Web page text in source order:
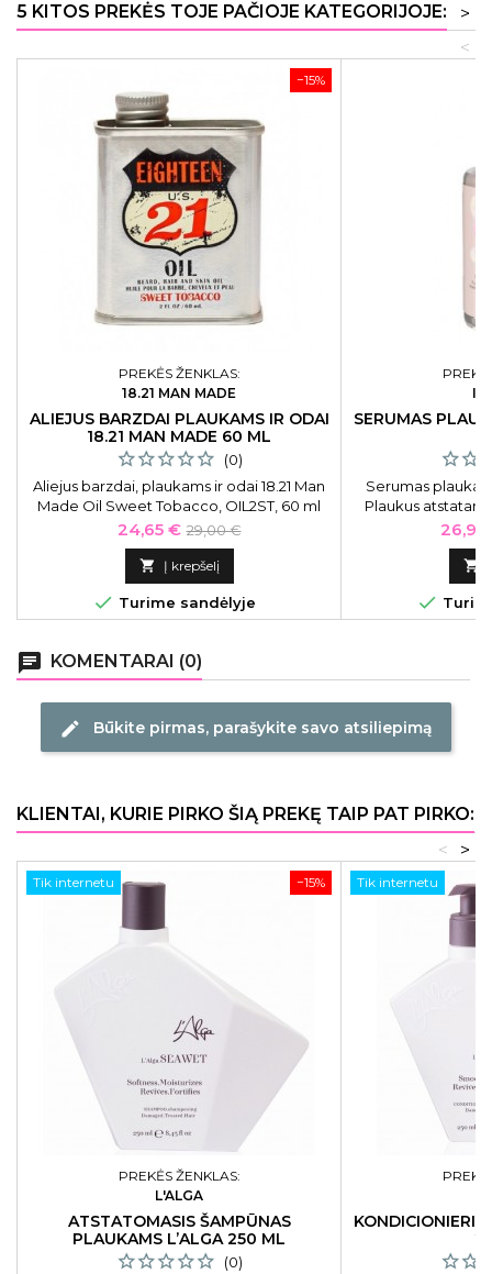
5 KITOS PREKĖS TOJE PAČIOJE KATEGORIJOJE:
>
<
−15%
PREKĖS ŽENKLAS:
18.21 MAN MADE
ALIEJUS BARZDAI PLAUKAMS IR ODAI
18.21 MAN MADE 60 ML
(0)
Aliejus barzdai, plaukams ir odai 18.21 Man
Made Oil Sweet Tobacco, OIL2ST, 60 ml
Kaina
24,65 € Bazinė
kaina
29,00 €
 Į krepšelį
 Turime sandėlyje
SERUMAS
Serumas
Plaukus
Cream
ICE26317,
Kaina


chat KOMENTARAI (0)
edit Būkite pirmas, parašykite savo atsiliepimą
KLIENTAI, KURIE PIRKO ŠIĄ PREKĘ TAIP PAT PIRKO:
>
<
−15%
Tik internetu
PREKĖS ŽENKLAS:
L'ALGA
ATSTATOMASIS ŠAMPŪNAS
PLAUKAMS L’ALGA 250 ML
(0)
Tik internetu